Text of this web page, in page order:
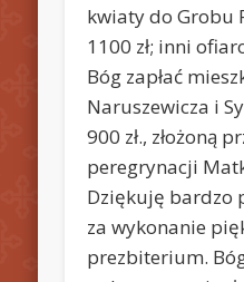
kwiaty do Grobu
1100 zł; inni
Bóg zapłać
Naruszewicza i
900 zł., złożoną
peregrynacji
Dziękuję bardzo
za wykonanie
prezbiterium.